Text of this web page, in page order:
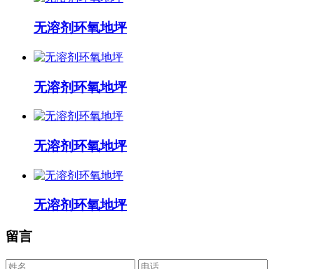
无溶剂环氧地坪
无溶剂环氧地坪
无溶剂环氧地坪
无溶剂环氧地坪
留言